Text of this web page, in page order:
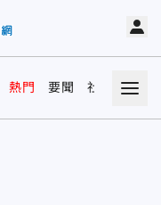
熱門 要聞 社會 娛樂